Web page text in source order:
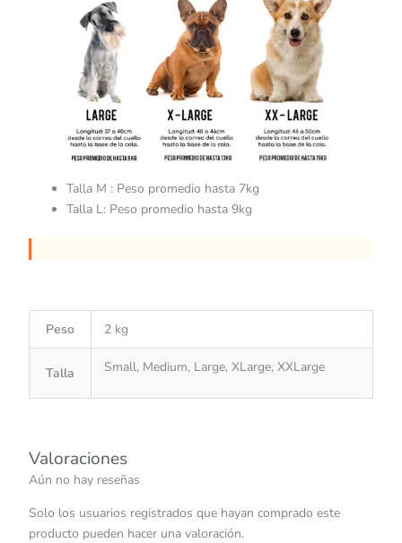
Talla M : Peso promedio hasta 7kg
Talla L: Peso promedio hasta 9kg
Peso 2 kg
Talla Small, Medium, Large, XLarge, XXLarge
Valoraciones
Aún no hay reseñas
Solo los usuarios registrados que hayan comprado este
producto pueden hacer una valoración.